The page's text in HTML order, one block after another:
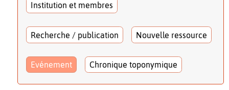
Institution et membres
Recherche / publication Nouvelle ressource
Evénement Chronique toponymique